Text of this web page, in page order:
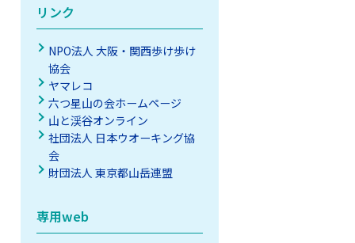
リンク
NPO法人 大阪・関西歩け歩け
協会
ヤマレコ
六つ星山の会ホームページ
山と渓谷オンライン
社団法人 日本ウオーキング協
会
財団法人 東京都山岳連盟
専用web